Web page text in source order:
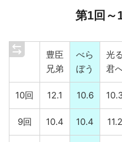
第1回～
豊臣
兄弟
べら
ぼう
光る
君
10回 12.1 10.6
9回 10.4 10.4 11.2